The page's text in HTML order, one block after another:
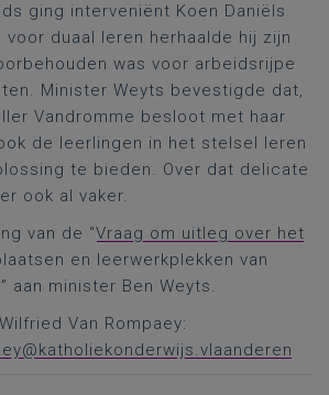
ging interveniënt Koen Daniëls
duaal leren herhaalde hij zijn
was voor arbeidsrijpe
Minister Weyts bevestigde dat,
Vandromme besloot met haar
de leerlingen in het stelsel leren
te bieden. Over dat delicate
ook al vaker.
van de “Vraag om uitleg over het
en leerwerkplekken van
aan minister Ben Weyts.
Van Rompaey: